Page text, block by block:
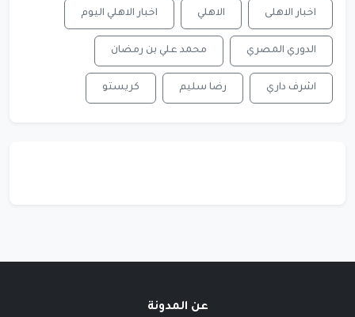
اخبار الاهلى الاهلي اخبار الاهلي اليوم
الدوري المصري محمد علي بن رمضان
اشرف داري رضا سليم كريستو
عن المدونة